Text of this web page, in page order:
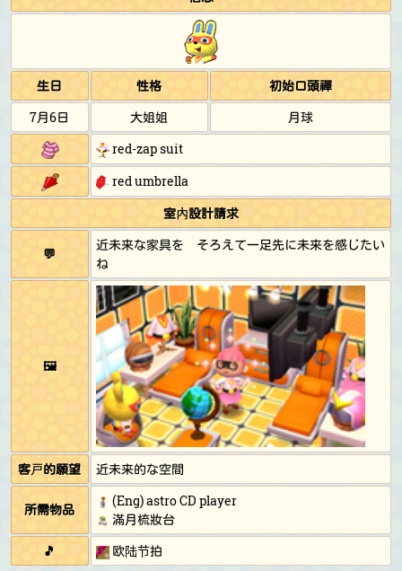
生日 性格
初始口頭禪
7月6日
大姐姐
月球
red-zap suit
red umbrella
室內設計請求
💬
近未来な家具を そろえて一足先に未来を感じたい
ね
🖼️
客戶的願望 近未来的な空間
所需物品
(Eng) astro CD player
滿月梳妝台
🎵
欧陆节拍